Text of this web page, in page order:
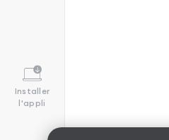
Installer
l'appli